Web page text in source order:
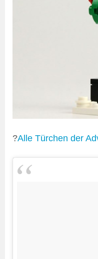
?Alle Türchen der